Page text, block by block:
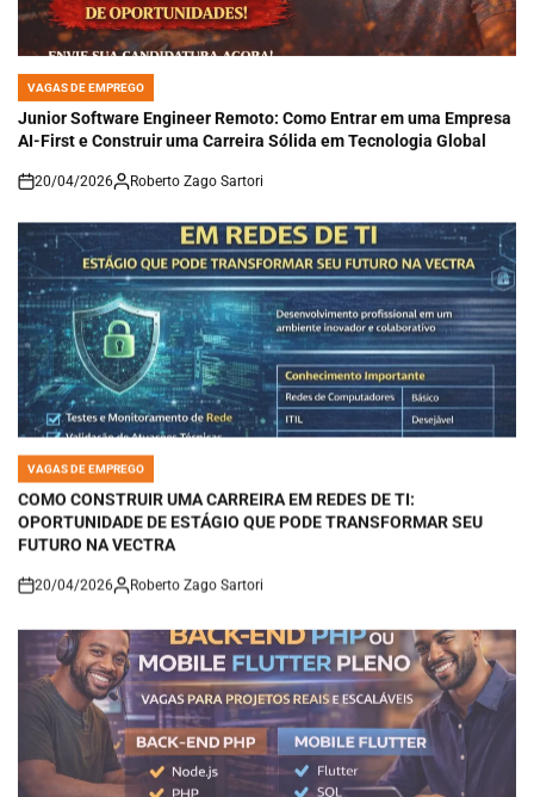
POSTED
INJunior Software Engineer Remoto: Como Entrar em uma Empresa
AI-First e Construir uma Carreira Sólida em Tecnologia Global
on
20/04/2026 Roberto Zago Sartori
POSTED
IN
VAGAS DE EMPREGO
COMO CONSTRUIR UMA CARREIRA EM REDES DE TI:
OPORTUNIDADE DE ESTÁGIO QUE PODE TRANSFORMAR SEU
FUTURO NA VECTRA
on